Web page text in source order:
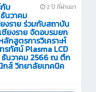
2 ปี ที่ผ่านมา
บ
นวาคม
งราย ร่วมกับสถาบัน
ยงราย จัดอบรมยก
กสูตรการวิเคราะห์
รทัศน์ Plasma LCD
ธันวาคม 2566 ณ ตึก
กส์ วิทยาลัยเทคนิค